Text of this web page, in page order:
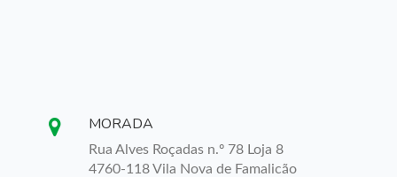
MORADA
Rua Alves Roçadas n.º 78 Loja 8
4760-118 Vila Nova de Famalicão